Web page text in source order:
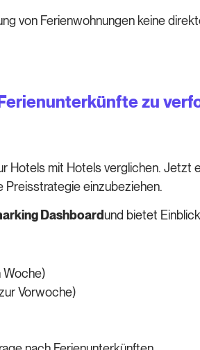
von Ferienwohnungen keine
zu
Hotels mit Hotels verglichen.
Preisstrategie einzubeziehen.
Dashboard und bietet
Woche)
Vorwoche)